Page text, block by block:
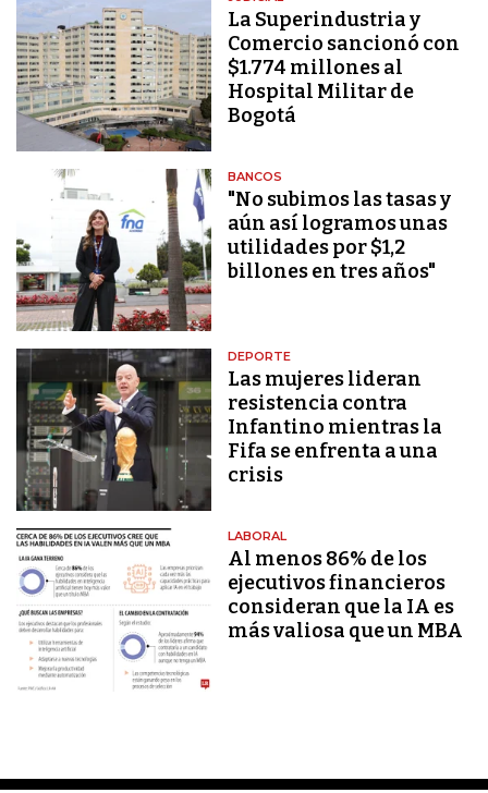
La Superindustria y
Comercio sancionó con
$1.774 millones al
Hospital Militar de
Bogotá
BANCOS
"No subimos las tasas y
aún así logramos unas
utilidades por $1,2
billones en tres años"
DEPORTE
Las mujeres lideran
resistencia contra
Infantino mientras la
Fifa se enfrenta a una
crisis
LABORAL
Al menos 86% de los
ejecutivos financieros
consideran que la IA es
más valiosa que un MBA